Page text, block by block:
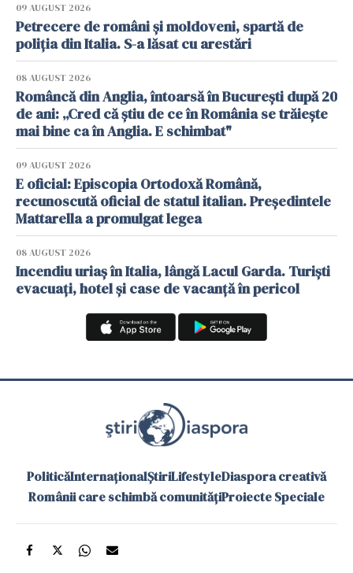
09 AUGUST 2026
Petrecere de români și moldoveni, spartă de
poliția din Italia. S-a lăsat cu arestări
08 AUGUST 2026
Româncă din Anglia, întoarsă în București după 20
de ani: „Cred că știu de ce în România se trăiește
mai bine ca în Anglia. E schimbat"
09 AUGUST 2026
E oficial: Episcopia Ortodoxă Română,
recunoscută oficial de statul italian. Președintele
Mattarella a promulgat legea
08 AUGUST 2026
Incendiu uriaș în Italia, lângă Lacul Garda. Turiști
evacuați, hotel și case de vacanță în pericol
PoliticăInternaționalȘtiriLifestyleDiaspora creativă
Românii care schimbă comunitățiProiecte Speciale